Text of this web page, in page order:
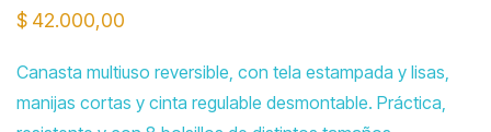
$ 42.000,00
Canasta multiuso reversible, con tela estampada y lisas,
manijas cortas y cinta regulable desmontable. Práctica,